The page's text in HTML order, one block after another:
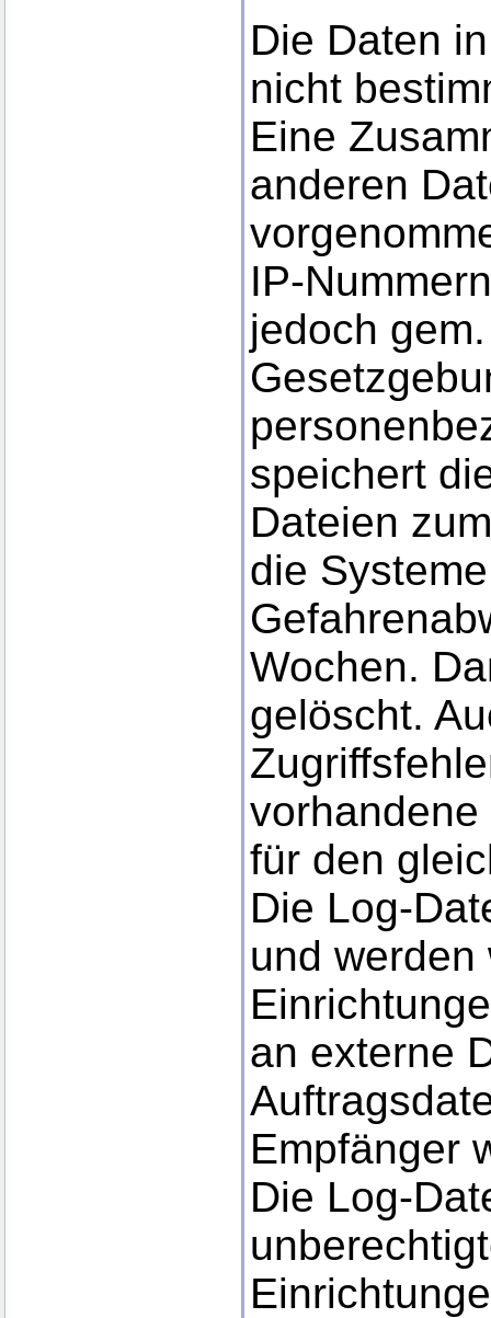
Die Daten
nicht
Eine
anderen
IP-
jedoch
speichert
Dateien
die
Wochen.
gelöscht.
für den
Die Log-
und werden
an externe
Empfänger
Die Log-